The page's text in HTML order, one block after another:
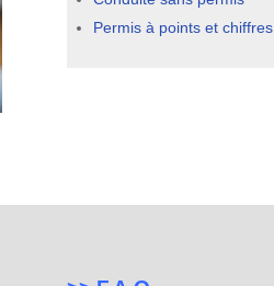
Permis à points et chiffres